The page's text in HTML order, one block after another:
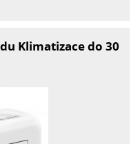
Klimatizace do 30